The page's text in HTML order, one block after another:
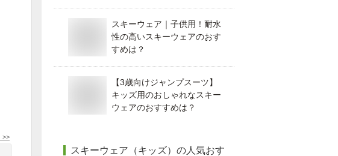
>>
スキーウェア｜子供用！耐水
性の高いスキーウェアのおす
すめは？
【3歳向けジャンプスーツ】
キッズ用のおしゃれなスキー
ウェアのおすすめは？
スキーウェア（キッズ） の人気おす